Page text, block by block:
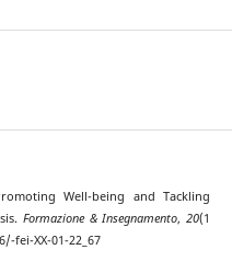
Well-being and Tackling
Formazione & Insegnamento,20(1
fei-XX-01-22_67